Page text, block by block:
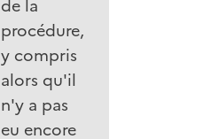
de la
procédure,
y compris
alors qu'il
n'y a pas
eu encore